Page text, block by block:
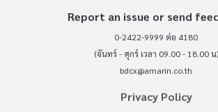
Report an issue or send
0-2422-9999 ต่อ 4180
(จันทร์ - ศุกร์ เวลา 09.00 - 18.00 น)
bdcx@amarin.co.th
Privacy Policy